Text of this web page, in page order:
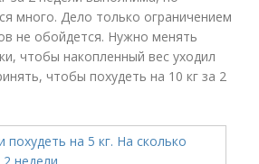
много. Дело только ограничением
не обойдется. Нужно менять
чтобы накопленный вес уходил
чтобы похудеть на 10 кг за 2